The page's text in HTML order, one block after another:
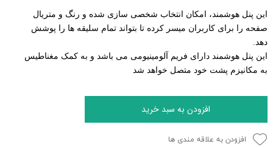
این پنل هوشمند، امکان انتخاب شخصی سازی شده و رنگ و متریال
صفحه را برای کاربران میسر کرده تا بتواند تمام سلیقه ها را پوشش
دهد.
این پنل هوشمند دارای فریم آلومینیومی می باشد و به کمک مغناطیس
به مکانیزم پشت خود متصل خواهد شد
افزودن به سبد خرید
افزودن به علاقه مندی ها